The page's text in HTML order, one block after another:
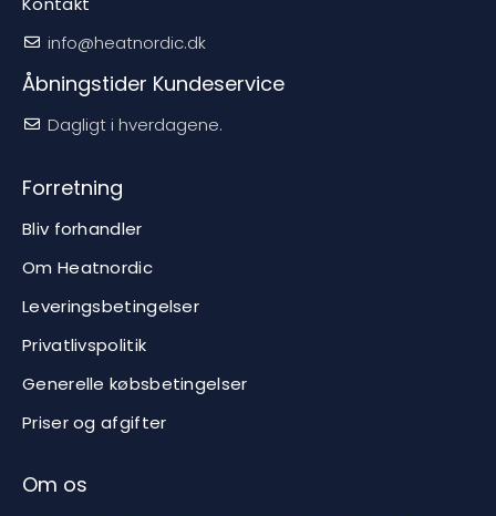
info@heatnordic.dk
Åbningstider Kundeservice
Dagligt i hverdagene.
Forretning
Bliv forhandler
Om Heatnordic
Leveringsbetingelser
Privatlivspolitik
Generelle købsbetingelser
Priser og afgifter
Om os